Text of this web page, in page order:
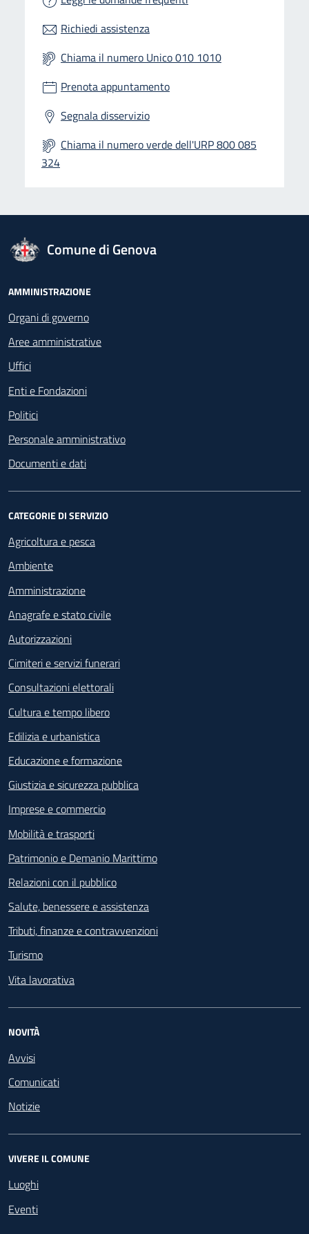
Richiedi assistenza
Chiama il numero Unico 010 1010
Prenota appuntamento
Segnala disservizio
Chiama il numero verde dell'URP 800 085
324
logo Unione Europea
Comune di Genova
Footer - Navigazione
AMMINISTRAZIONE
Organi di governo
Aree amministrative
Uffici
Enti e Fondazioni
Politici
Personale amministrativo
Documenti e dati
CATEGORIE DI SERVIZIO
Agricoltura e pesca
Ambiente
Amministrazione
Anagrafe e stato civile
Autorizzazioni
Cimiteri e servizi funerari
Consultazioni elettorali
Cultura e tempo libero
Edilizia e urbanistica
Educazione e formazione
Giustizia e sicurezza pubblica
Imprese e commercio
Mobilità e trasporti
Patrimonio e Demanio Marittimo
Relazioni con il pubblico
Salute, benessere e assistenza
Tributi, finanze e contravvenzioni
Turismo
Vita lavorativa
NOVITÀ
Avvisi
Comunicati
Notizie
VIVERE IL COMUNE
Luoghi
Eventi